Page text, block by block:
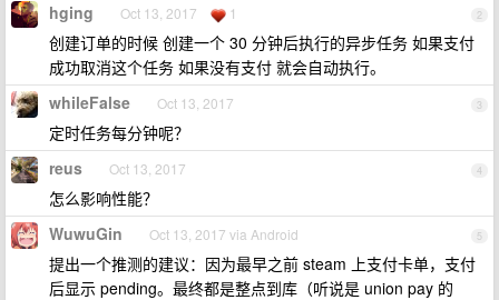
2
hging Oct 13, 2017 1
创建订单的时候 创建一个 30 分钟后执行的异步任务 如果支付
成功取消这个任务 如果没有支付 就会自动执行。
3
whileFalse Oct 13, 2017
定时任务每分钟呢？
4
reus Oct 13, 2017
怎么影响性能？
5
WuwuGin Oct 13, 2017 via Android
提出一个推测的建议：因为最早之前 steam 上支付卡单，支付
后显示 pending。最终都是整点到库（听说是 union pay 的